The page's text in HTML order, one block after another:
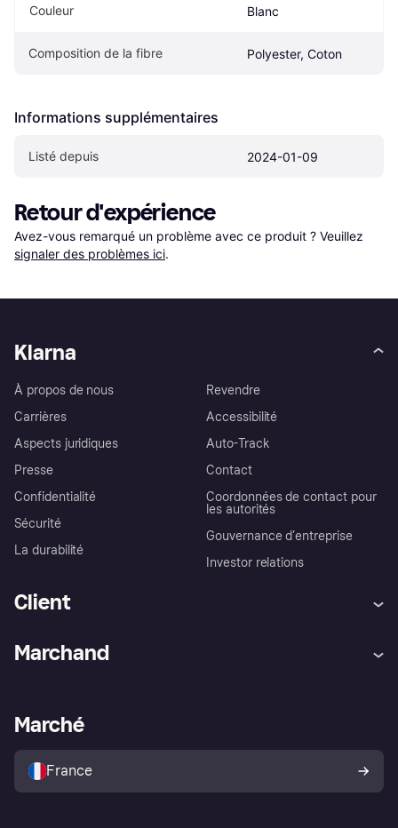
Couleur Blanc
Composition de la fibre Polyester, Coton
Informations supplémentaires
Listé depuis 2024-01-09
Retour d'expérience
Avez-vous remarqué un problème avec ce produit ? Veuillez
signaler des problèmes ici.
Klarna
À propos de nous
Carrières
Aspects juridiques
Presse
Confidentialité
Sécurité
La durabilité
Revendre
Accessibilité
Auto-Track
Contact
Coordonnées de contact pour
les autorités
Gouvernance d’entreprise
Investor relations
Client
Explorez les magasins
Politique de protection de
l’acheteur Klarna
Marchand
Portail Marchand
Marché
France